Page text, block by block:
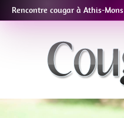
Rencontre cougar à Athis-Mons